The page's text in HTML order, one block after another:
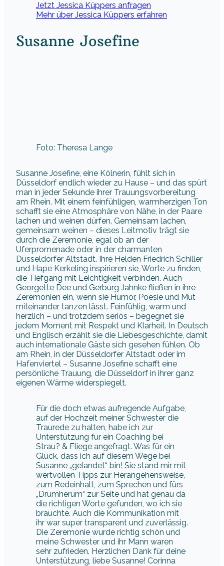
Jetzt Jessica Küppers anfragen
Mehr über Jessica Küppers erfahren
Susanne Josefine
Foto: Theresa Lange
Susanne Josefine, eine Kölnerin, fühlt sich in
Düsseldorf endlich wieder zu Hause – und das spürt
man in jeder Sekunde ihrer Trauungsvorbereitung
am Rhein. Mit einem feinfühligen, warmherzigen Ton
schafft sie eine Atmosphäre von Nähe, in der Paare
lachen und weinen dürfen. Gemeinsam lachen,
gemeinsam weinen – dieses Leitmotiv trägt sie
durch die Zeremonie, egal ob an der
Uferpromenade oder in der charmanten
Düsseldorfer Altstadt. Ihre Helden Friedrich Schiller
und Hape Kerkeling inspirieren sie, Worte zu finden,
die Tiefgang mit Leichtigkeit verbinden. Auch
Georgette Dee und Gerburg Jahnke fließen in ihre
Zeremonien ein, wenn sie Humor, Poesie und Mut
miteinander tanzen lässt. Feinfühlig, warm und
herzlich – und trotzdem seriös – begegnet sie
jedem Moment mit Respekt und Klarheit. In Deutsch
und Englisch erzählt sie die Liebesgeschichte, damit
auch internationale Gäste sich gesehen fühlen. Ob
am Rhein, in der Düsseldorfer Altstadt oder im
Hafenviertel – Susanne Josefine schafft eine
persönliche Trauung, die Düsseldorf in ihrer ganz
eigenen Wärme widerspiegelt.
Für die doch etwas aufregende Aufgabe,
auf der Hochzeit meiner Schwester die
Traurede zu halten, habe ich zur
Unterstützung für ein Coaching bei
Strau? & Fliege angefragt. Was für ein
Glück, dass ich auf diesem Wege bei
Susanne „gelandet“ bin! Sie stand mir mit
wertvollen Tipps zur Herangehensweise,
zum Redeinhalt, zum Sprechen und fürs
„Drumherum“ zur Seite und hat genau da
die richtigen Worte gefunden, wo ich sie
brauchte. Auch die Kommunikation mit
ihr war super transparent und zuverlässig.
Die Zeremonie wurde richtig schön und
meine Schwester und ihr Mann waren
sehr zufrieden. Herzlichen Dank für deine
Unterstützung, liebe Susanne! Corinna